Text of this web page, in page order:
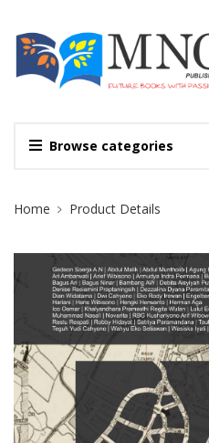
Browse categories
Site Breadcrumb
Home Product Details